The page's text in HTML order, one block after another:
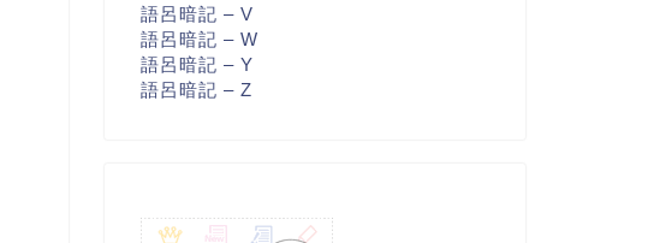
語呂暗記 – V
語呂暗記 – W
語呂暗記 – Y
語呂暗記 – Z